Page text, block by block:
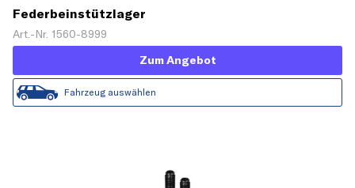
Federbeinstützlager
Art.-Nr. 1560-8999
Zum Angebot
Fahrzeug auswählen